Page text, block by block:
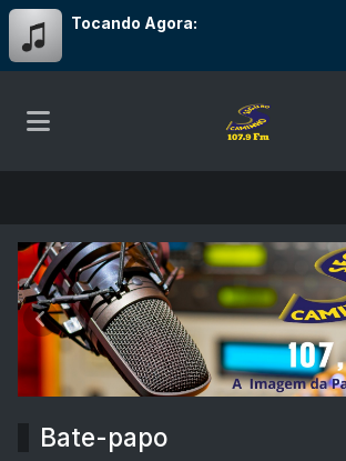
Tocando Agora:
Rádio Caminho Seguro
Anterior
Bate-papo